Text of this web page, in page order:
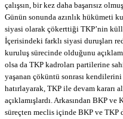
çalışsın, bir kez daha başarısız
Günün sonunda azınlık hükümeti
siyasi olarak çökerttiği TKP’nin
İçerisindeki farklı siyasi duruşları
kuruluş sürecinde olduğunu
olsa da TKP kadroları partilerine
yaşanan çöküntü sonrası
hatırlayarak, TKP ile devam kararı
açıklamışlardı. Arkasından BKP
süreçten meclis içinde BKP ve